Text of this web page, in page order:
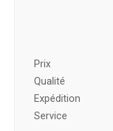
Prix ​​
Qualité
Expédition
Service